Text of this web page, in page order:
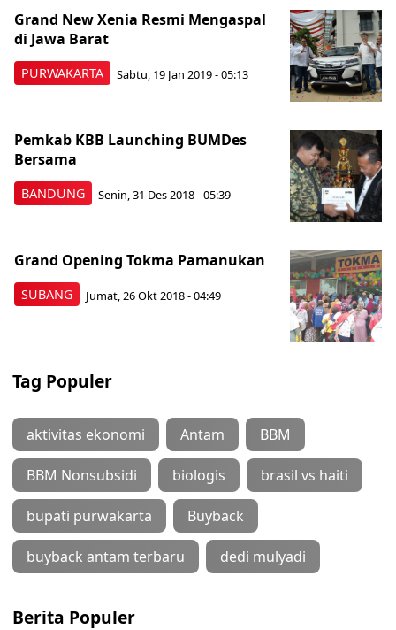
PURWAKARTA
Grand New Xenia Resmi Mengaspal
di Jawa Barat
Sabtu, 19 Jan 2019 - 05:13
BANDUNG
Pemkab KBB Launching BUMDes
Bersama
Senin, 31 Des 2018 - 05:39
SUBANG
Grand Opening Tokma Pamanukan
Jumat, 26 Okt 2018 - 04:49
Tag Populer
aktivitas ekonomi Antam BBM
BBM Nonsubsidi biologis brasil vs haiti
bupati purwakarta Buyback
buyback antam terbaru dedi mulyadi
Berita Populer